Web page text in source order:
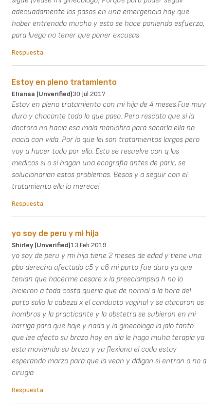
adecuadamente los pasos en una emergencia hay que
haber entrenado mucho y esto se hace poniendo esfuerzo,
para luego no tener que poner excusas.
Respuesta
Estoy en pleno tratamiento
Elianaa (unverified)30 Jul 2017
Estoy en pleno tratamiento con mi hija de 4 meses.Fue muy
duro y chocante todo lo que paso. Pero rescato que si la
doctora no hacia esa mala maniobra para sacarla ella no
nacia con vida. Por lo que lei son tratamientos largos pero
voy a hacer todo por ella. Esto se resuelve con q los
medicos si o si hagan una ecografia antes de parir, se
solucionarian estos problemas. Besos y a seguir con el
tratamiento ella lo merece!
Respuesta
yo soy de peru y mi hija
Shirley (unverified)13 Feb 2019
yo soy de peru y mi hija tiene 2 meses de edad y tiene una
pbo derecha afectado c5 y c6 mi parto fue duro ya que
tenian que hacerme cesare x la preeclampsia h no lo
hicieron a toda costa queria que de nornal a la hora del
parto salio la cabeza x el conducto vaginal y se atacaron os
hombros y la practicante y la obstetra se subieron en mi
barriga para que baje y nada y la ginecologa la jalo tanto
que lee afecto su brazo hoy en dia le hago muha terapia ya
esta moviendo su brazo y ya flexiona el codo estoy
esperando marzo para que la vean y ddigan si entran o no a
cirugia
Respuesta